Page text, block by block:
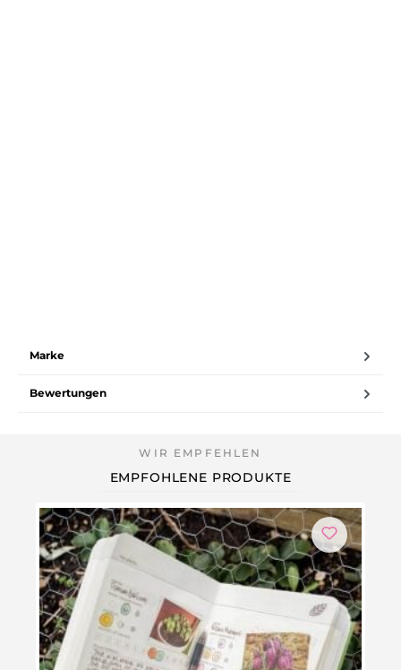
Marke
Bewertungen
EMPFOHLENE PRODUKTE